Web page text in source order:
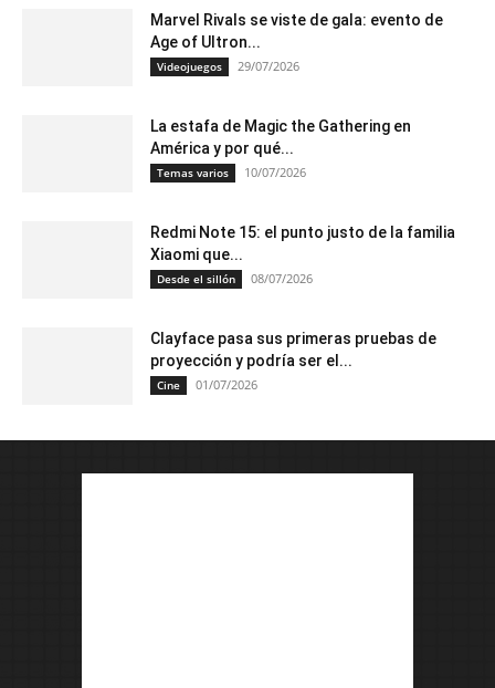
Marvel Rivals se viste de gala: evento de
Age of Ultron...
Videojuegos 29/07/2026
La estafa de Magic the Gathering en
América y por qué...
Temas varios 10/07/2026
Redmi Note 15: el punto justo de la familia
Xiaomi que...
Desde el sillón 08/07/2026
Clayface pasa sus primeras pruebas de
proyección y podría ser el...
Cine 01/07/2026